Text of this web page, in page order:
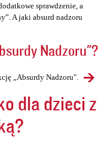
sprawdzenie, a
A jaki absurd nadzoru
Nadzoru"?
„Absurdy Nadzoru".
dla dzieci z